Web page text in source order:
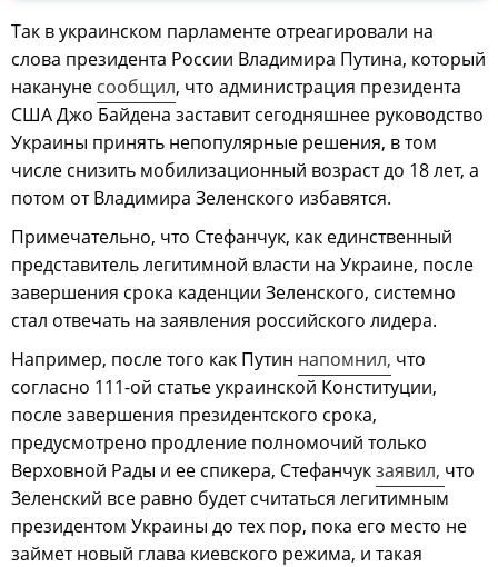
Так в украинском парламенте отреагировали на
слова президента России Владимира Путина, который
накануне сообщил, что администрация президента
США Джо Байдена заставит сегодняшнее руководство
Украины принять непопулярные решения, в том
числе снизить мобилизационный возраст до 18 лет, а
потом от Владимира Зеленского избавятся.
Примечательно, что Стефанчук, как единственный
представитель легитимной власти на Украине, после
завершения срока каденции Зеленского, системно
стал отвечать на заявления российского лидера.
Например, после того как Путин напомнил, что
согласно 111-ой статье украинской Конституции,
после завершения президентского срока,
предусмотрено продление полномочий только
Верховной Рады и ее спикера, Стефанчукзаявил, что
Зеленский все равно будет считаться легитимным
президентом Украины до тех пор, пока его место не
займет новый глава киевского режима, и такая